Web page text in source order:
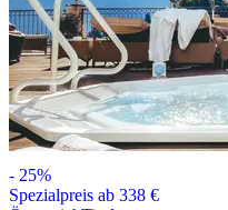
- 25%
Spezialpreis ab 338 €